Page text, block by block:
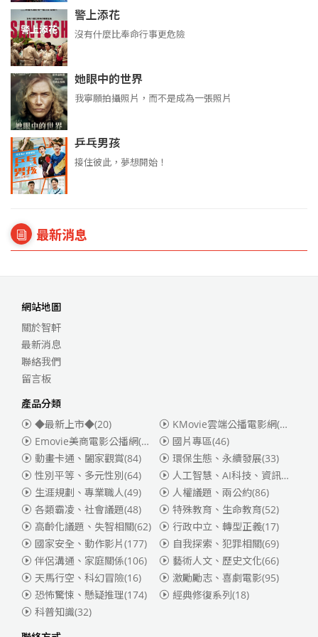
警上添花
沒有什麼比奉命行事更危險
她眼中的世界
我寧願拍攝照片，而不是成為一張照片
乒乓男孩
接住彼此，夢想開始！
最新消息
網站地圖
關於智軒
最新消息
聯絡我們
留言板
產品分類
◆最新上市◆(20)
KMovie雲端公播電影網(迪士尼、福斯、索尼)
Emovie美商電影公播網(華納)
(186)
國片專區(46)
動畫卡通、闔家觀賞(84) 環保生態、永續發展(33)
性別平等、多元性別(64) 人工智慧、AI科技、資訊安全
生涯規劃、專業職人(49) 人權議題、兩公約(86)
各類霸凌、社會議題(48) 特殊教育、生命教育(52)
高齡化議題、失智相關(62) 行政中立、轉型正義(17)
國家安全、動作影片(177) 自我探索、犯罪相關(69)
伴侶溝通、家庭關係(106) 藝術人文、歷史文化(66)
天馬行空、科幻冒險(16) 激勵勵志、喜劇電影(95)
恐怖驚悚、懸疑推理(174) 經典修復系列(18)
科普知識(32)